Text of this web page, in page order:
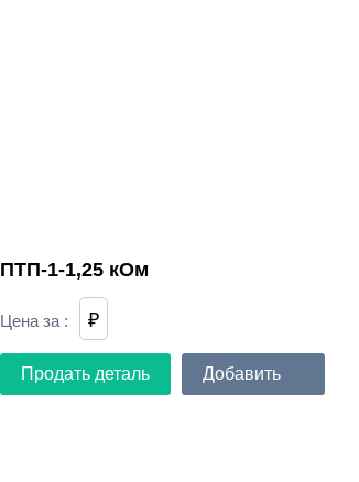
ПТП-1-1,25 кОм
Цена за : ₽
Продать деталь Добавить